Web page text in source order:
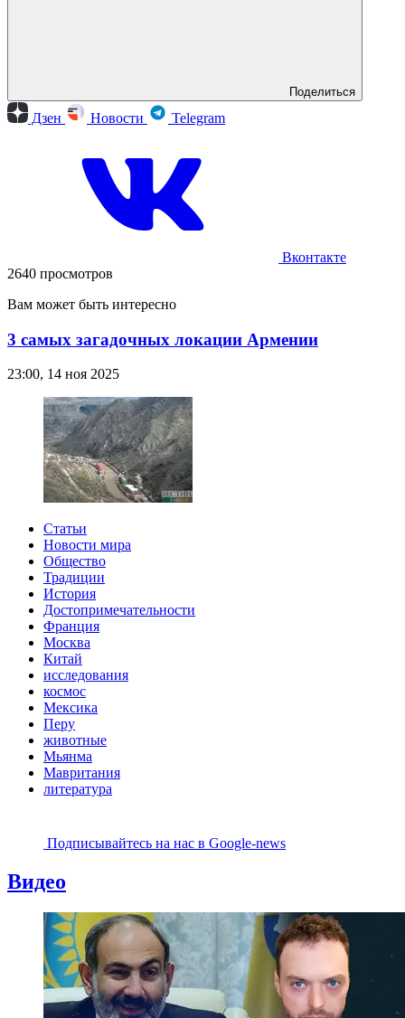
Поделиться
Дзен Новости Telegram
Вконтакте
2640 просмотров
Вам может быть интересно
3 самых загадочных локации Армении
23:00, 14 ноя 2025
Статьи
Новости мира
Общество
Традиции
История
Достопримечательности
Франция
Москва
Китай
исследования
космос
Мексика
Перу
животные
Мьянма
Мавритания
литература
Подписывайтесь на наc в Google-news
Видео